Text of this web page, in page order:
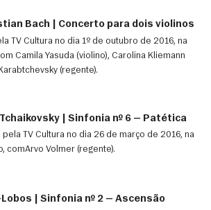
Bach | Concerto para dois violinos
TV Cultura no dia 1º de outubro de 2016, na
Camila Yasuda (violino), Carolina Kliemann
(regente).
| Sinfonia nº 6 — Patética
TV Cultura no dia 26 de março de 2016, na
comArvo Volmer (regente).
| Sinfonia nº 2 — Ascensão